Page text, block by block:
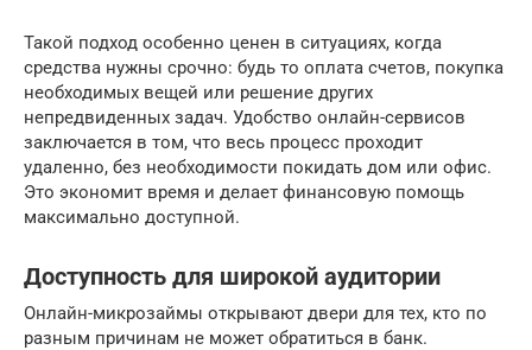
Такой подход особенно ценен в ситуациях, когда
средства нужны срочно: будь то оплата счетов, покупка
необходимых вещей или решение других
непредвиденных задач. Удобство онлайн-сервисов
заключается в том, что весь процесс проходит
удаленно, без необходимости покидать дом или офис.
Это экономит время и делает финансовую помощь
максимально доступной.
Доступность для широкой аудитории
Онлайн-микрозаймы открывают двери для тех, кто по
разным причинам не может обратиться в банк.